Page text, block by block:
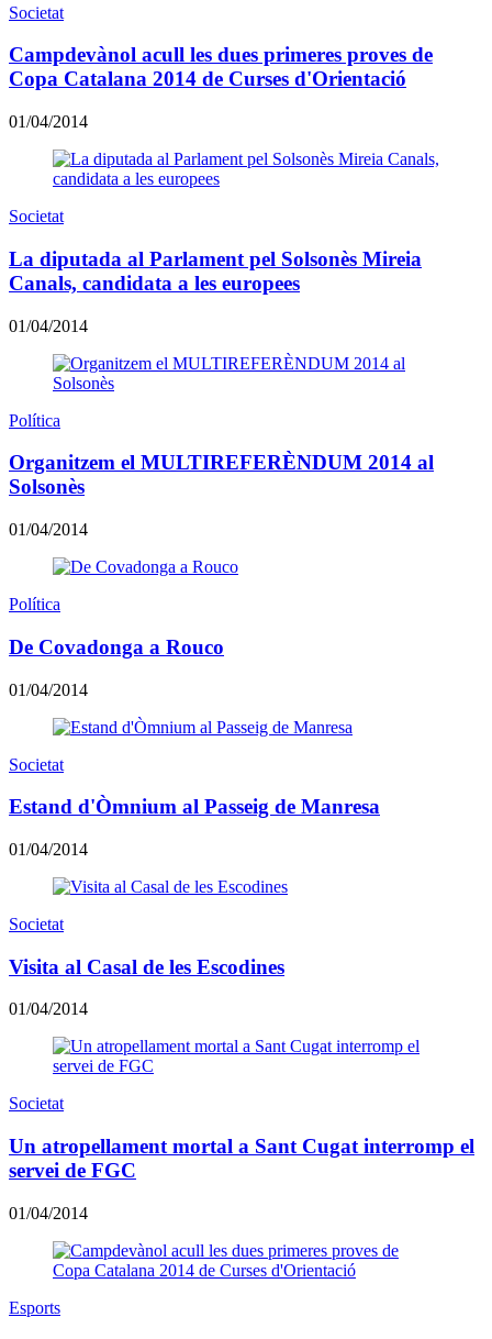
Societat
Campdevànol acull les dues primeres proves de
Copa Catalana 2014 de Curses d'Orientació
01/04/2014
Societat
La diputada al Parlament pel Solsonès Mireia
Canals, candidata a les europees
01/04/2014
Política
Organitzem el MULTIREFERÈNDUM 2014 al
Solsonès
01/04/2014
Política
De Covadonga a Rouco
01/04/2014
Societat
Estand d'Òmnium al Passeig de Manresa
01/04/2014
Societat
Visita al Casal de les Escodines
01/04/2014
Societat
Un atropellament mortal a Sant Cugat interromp el
servei de FGC
01/04/2014
Esports